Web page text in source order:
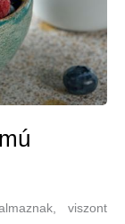
viszont